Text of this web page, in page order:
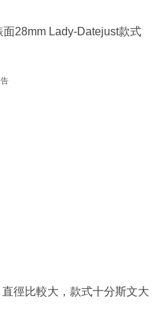
28mm Lady-Datejust款式
徑比較大，款式十分斯文大